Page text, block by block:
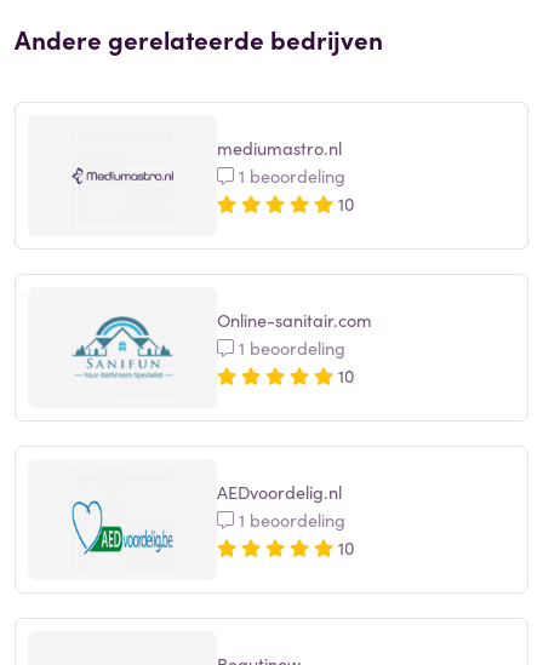
Andere gerelateerde bedrijven
mediumastro.nl
1 beoordeling
10
Online-sanitair.com
1 beoordeling
10
AEDvoordelig.nl
1 beoordeling
10